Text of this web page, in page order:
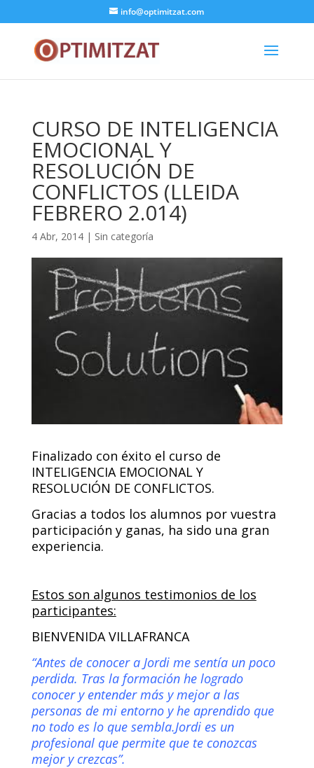
info@optimitzat.com
CURSO DE INTELIGENCIA
EMOCIONAL Y
RESOLUCIÓN DE
CONFLICTOS (LLEIDA
FEBRERO 2.014)
4 Abr, 2014| Sin categoría
Finalizado con éxito el curso de
INTELIGENCIA EMOCIONAL Y
RESOLUCIÓN DE CONFLICTOS.
Gracias a todos los alumnos por vuestra
participación y ganas, ha sido una gran
experiencia.
Estos son algunos testimonios de los
participantes:
BIENVENIDA VILLAFRANCA
“Antes de conocer a Jordi me sentía un poco
perdida. Tras la formación he logrado
conocer y entender más y mejor a las
personas de mi entorno y he aprendido que
no todo es lo que sembla.Jordi es un
profesional que permite que te conozcas
mejor y crezcas”.